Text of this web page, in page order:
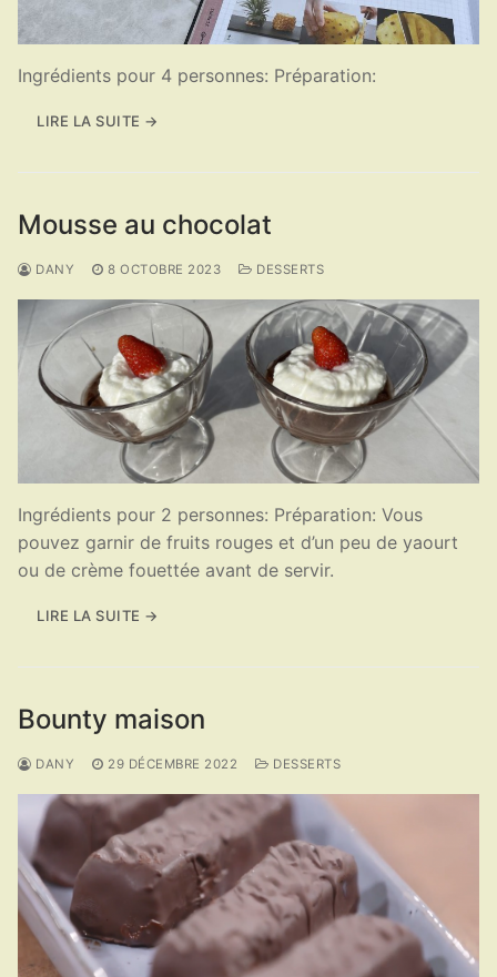
Ingrédients pour 4 personnes: Préparation:
LIRE LA SUITE →
Mousse au chocolat
DANY 8 OCTOBRE 2023 DESSERTS
Ingrédients pour 2 personnes: Préparation: Vous
pouvez garnir de fruits rouges et d’un peu de yaourt
ou de crème fouettée avant de servir.
LIRE LA SUITE →
Bounty maison
DANY 29 DÉCEMBRE 2022 DESSERTS